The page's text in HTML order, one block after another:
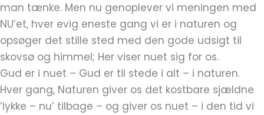
man tænke. Men nu genoplever vi meningen med
NU’et, hver evig eneste gang vi er i naturen og
opsøger det stille sted med den gode udsigt til
skovsø og himmel; Her viser nuet sig for os.
Gud er i nuet – Gud er til stede i alt – i naturen.
Hver gang, Naturen giver os det kostbare sjældne
’lykke – nu’ tilbage – og giver os nuet – i den tid vi